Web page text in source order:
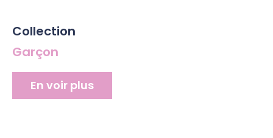
Collection
Garçon
En voir plus